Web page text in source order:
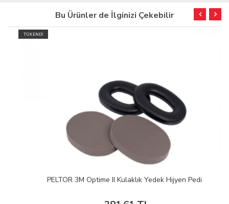
Bu Ürünler de İlginizi Çekebilir
TÜKENDİ
PELTOR 3M Optime II Kulaklık Yedek Hijyen Pedi